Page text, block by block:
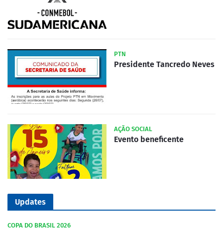
PTN
Presidente Tancredo Neves
AÇÃO SOCIAL
Evento beneficente
Updates
COPA DO BRASIL 2026